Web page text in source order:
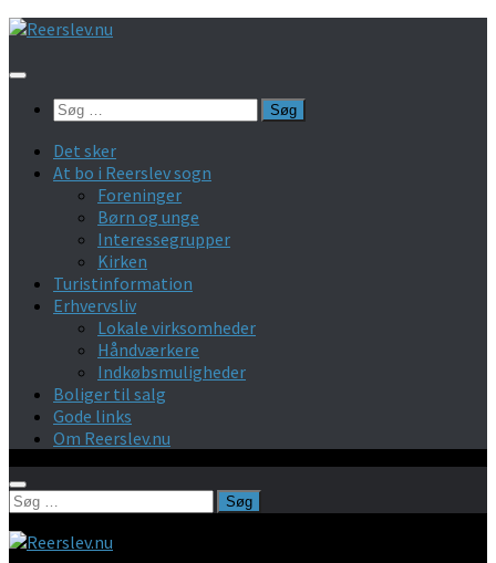
Skip
content
Søg
Det sker
At bo i Reerslev sogn
Foreninger
Børn og unge
Interessegrupper
Kirken
Turistinformation
Erhvervsliv
Lokale virksomheder
Håndværkere
Indkøbsmuligheder
Boliger til salg
Gode links
Om Reerslev.nu
Søg